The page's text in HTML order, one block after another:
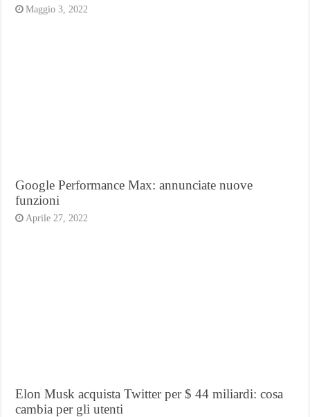
Maggio 3, 2022
Google Performance Max: annunciate nuove
funzioni
Aprile 27, 2022
Elon Musk acquista Twitter per $ 44 miliardi: cosa
cambia per gli utenti